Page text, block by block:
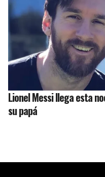
Lionel Messi llega esta
su papá